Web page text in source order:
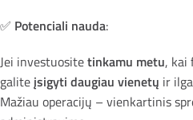
✅ Potenciali nauda:
Jei investuositetinkamu metu, kai
galite įsigyti daugiau vienetų ir
Mažiau operacijų – vienkartinis